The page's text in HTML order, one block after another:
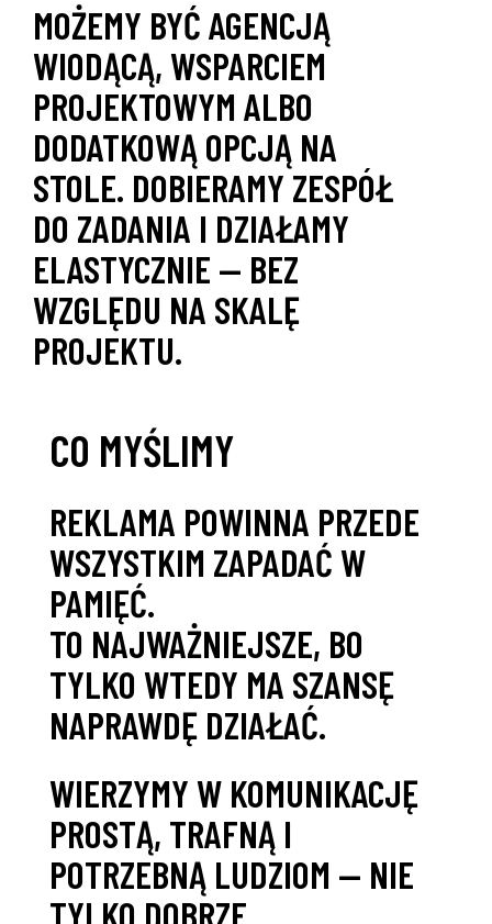
MOŻEMY BYĆ AGENCJĄ
WIODĄCĄ, WSPARCIEM
PROJEKTOWYM ALBO
DODATKOWĄ OPCJĄ NA
STOLE. DOBIERAMY ZESPÓŁ
DO ZADANIA I DZIAŁAMY
ELASTYCZNIE — BEZ
WZGLĘDU NA SKALĘ
PROJEKTU.
CO MYŚLIMY
REKLAMA POWINNA PRZEDE
WSZYSTKIM ZAPADAĆ W
PAMIĘĆ.
TO NAJWAŻNIEJSZE, BO
TYLKO WTEDY MA SZANSĘ
NAPRAWDĘ DZIAŁAĆ.
WIERZYMY W KOMUNIKACJĘ
PROSTĄ, TRAFNĄ I
POTRZEBNĄ LUDZIOM — NIE
TYLKO DOBRZE